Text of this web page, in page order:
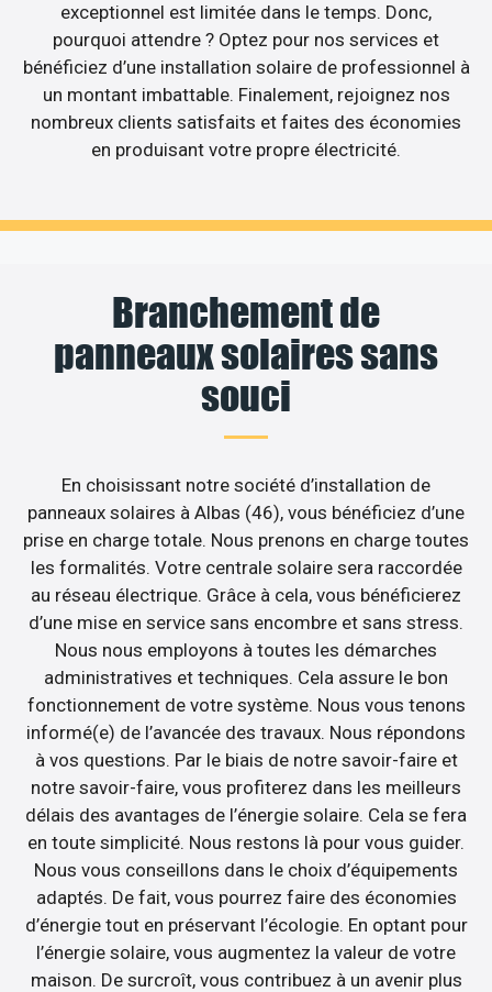
exceptionnel est limitée dans le temps. Donc,
pourquoi attendre ? Optez pour nos services et
bénéficiez d’une installation solaire de professionnel à
un montant imbattable. Finalement, rejoignez nos
nombreux clients satisfaits et faites des économies
en produisant votre propre électricité.
Branchement de
panneaux solaires sans
souci
En choisissant notre société d’installation de
panneaux solaires à Albas (46), vous bénéficiez d’une
prise en charge totale. Nous prenons en charge toutes
les formalités. Votre centrale solaire sera raccordée
au réseau électrique. Grâce à cela, vous bénéficierez
d’une mise en service sans encombre et sans stress.
Nous nous employons à toutes les démarches
administratives et techniques. Cela assure le bon
fonctionnement de votre système. Nous vous tenons
informé(e) de l’avancée des travaux. Nous répondons
à vos questions. Par le biais de notre savoir-faire et
notre savoir-faire, vous profiterez dans les meilleurs
délais des avantages de l’énergie solaire. Cela se fera
en toute simplicité. Nous restons là pour vous guider.
Nous vous conseillons dans le choix d’équipements
adaptés. De fait, vous pourrez faire des économies
d’énergie tout en préservant l’écologie. En optant pour
l’énergie solaire, vous augmentez la valeur de votre
maison. De surcroît, vous contribuez à un avenir plus